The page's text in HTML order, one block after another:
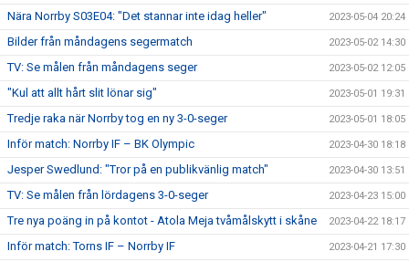
Nära Norrby S03E04: "Det stannar inte idag heller" 2023-05-04 20:24
Bilder från måndagens segermatch 2023-05-02 14:30
TV: Se målen från måndagens seger 2023-05-02 12:05
"Kul att allt hårt slit lönar sig" 2023-05-01 19:31
Tredje raka när Norrby tog en ny 3-0-seger 2023-05-01 18:05
Inför match: Norrby IF – BK Olympic 2023-04-30 18:18
Jesper Swedlund: "Tror på en publikvänlig match" 2023-04-30 13:51
TV: Se målen från lördagens 3-0-seger 2023-04-23 15:00
Tre nya poäng in på kontot - Atola Meja tvåmålskytt i skåne 2023-04-22 18:17
Inför match: Torns IF – Norrby IF 2023-04-21 17:30